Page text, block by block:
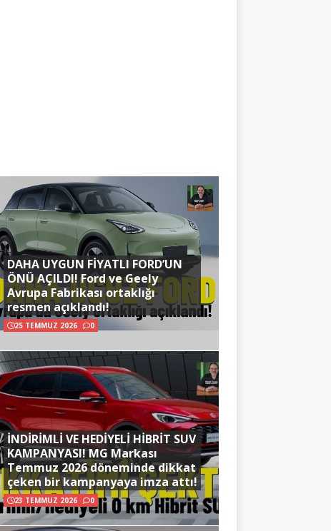
DAHA UYGUN FİYATLI FORD’UN
ÖNÜ AÇILDI! Ford ve Geely
Avrupa Fabrikası ortaklığı
resmen açıklandı!
25 TEMMUZ 2026 0
İNDİRİMLİ VE HEDİYELİ HİBRİT SUV
KAMPANYASI! MG Markası
Temmuz 2026 döneminde dikkat
çeken bir kampanyaya imza attı!
23 TEMMUZ 2026 0